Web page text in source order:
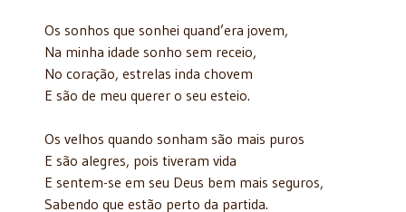
Os sonhos que sonhei quand’era jovem,
Na minha idade sonho sem receio,
No coração, estrelas inda chovem
E são de meu querer o seu esteio.
Os velhos quando sonham são mais puros
E são alegres, pois tiveram vida
E sentem-se em seu Deus bem mais seguros,
Sabendo que estão perto da partida.